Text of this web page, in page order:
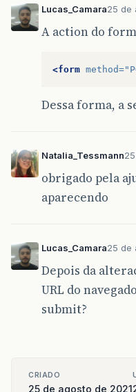
Lucas_Camara25 de
A action do
<form method=
Dessa forma, a
Natalia_Tessmann
obrigado pela
aparecendo
Lucas_Camara25 de
Depois da
URL do
submit?
CRIADO
25 de agosto de 2021